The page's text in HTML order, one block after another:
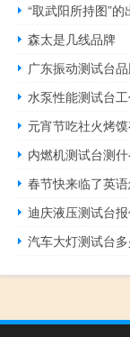
“取武阳所持图”的
森太是几线品牌
广东振动测试台
水泵性能测试台
元宵节吃社火烤
内燃机测试台测
春节快来临了英
迪庆液压测试台
汽车大灯测试台